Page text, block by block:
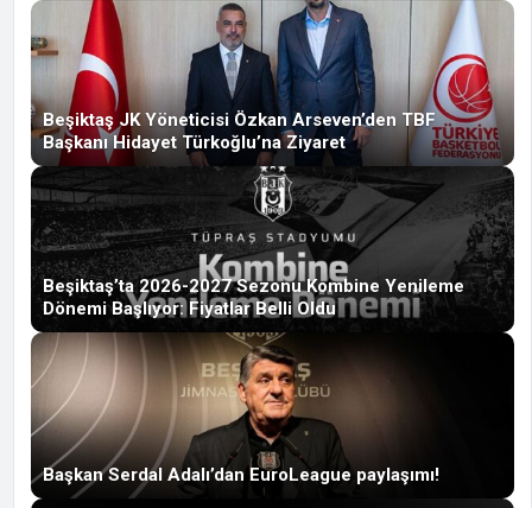
Beşiktaş JK Yöneticisi Özkan Arseven’den TBF
Başkanı Hidayet Türkoğlu’na Ziyaret
Beşiktaş’ta 2026-2027 Sezonu Kombine Yenileme
Dönemi Başlıyor: Fiyatlar Belli Oldu
Başkan Serdal Adalı’dan EuroLeague paylaşımı!